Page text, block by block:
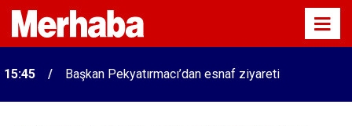
15:45 Başkan Pekyatırmacı’dan esnaf ziyareti